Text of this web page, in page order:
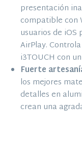
presentación
compatible con
usuarios de
AirPlay.
i3TOUCH con
Fuerte
los mejores
detalles en
crean una